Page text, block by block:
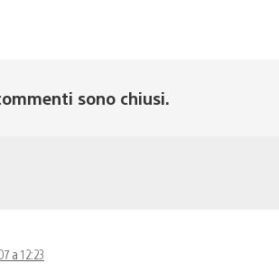
sono chiusi.
a 12:23